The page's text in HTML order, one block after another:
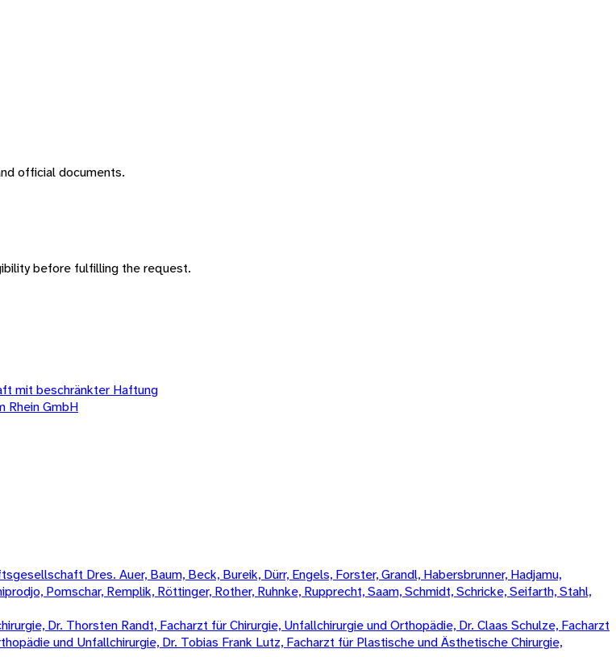
official documents.
before fulfilling the request.
mit beschränkter Haftung
Rhein GmbH
Dres. Auer, Baum, Beck, Bureik, Dürr, Engels, Forster, Grandl, Habersbrunner, Hadjamu,
Pomschar, Remplik, Röttinger, Rother, Ruhnke, Rupprecht, Saam, Schmidt, Schricke, Seifarth, Stahl,
Dr. Thorsten Randt, Facharzt für Chirurgie, Unfallchirurgie und Orthopädie, Dr. Claas Schulze, Facharzt
und Unfallchirurgie, Dr. Tobias Frank Lutz, Facharzt für Plastische und Ästhetische Chirurgie,